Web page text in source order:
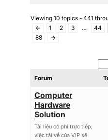
Viewing 10 topics - 441
←
1 2 3 … 44
88
→
Forum
Computer
Hardware
Solution
Tài liệu có phí trực tiếp,
việc tải về của VIP sẽ